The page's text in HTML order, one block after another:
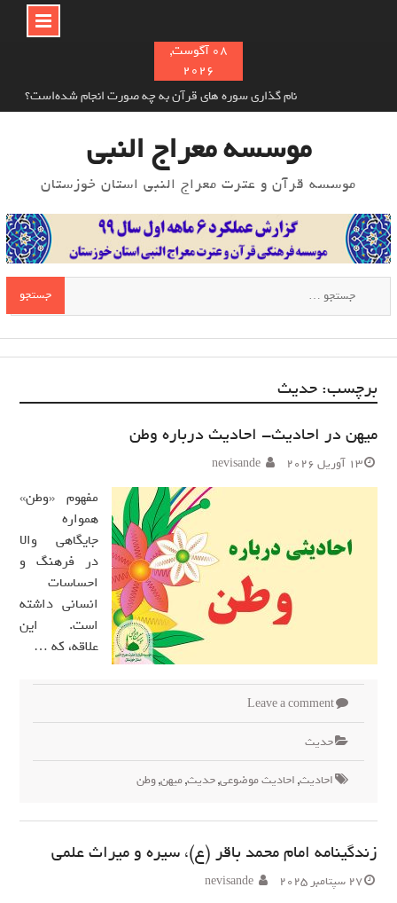
08 آگوست,
2026
نام‌ گذاری سوره های قرآن به چه صورت انجام شده‌است؟
خوش اخلاقی در اسلام و تأثیر آن بر دیگران
موسسه معراج النبی
موسسه قرآن و عترت معراج النبی استان خوزستان
برچسب: حدیث
میهن در احادیث- احادیث درباره وطن
13 آوریل 2026 nevisande
مفهوم «وطن»
همواره
جایگاهی والا
در فرهنگ و
احساسات
انسانی داشته
است. این
علاقه، که …
Leave a comment
حدیث
احادیث,احادیث موضوعی,حدیث,میهن,وطن
زندگینامه امام محمد باقر (ع)، سیره و میراث علمی
27 سپتامبر 2025 nevisande